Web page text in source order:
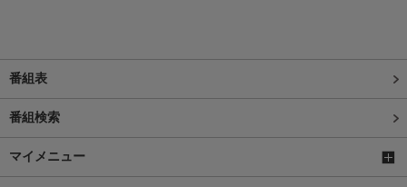
番組表
番組検索
マイメニュー